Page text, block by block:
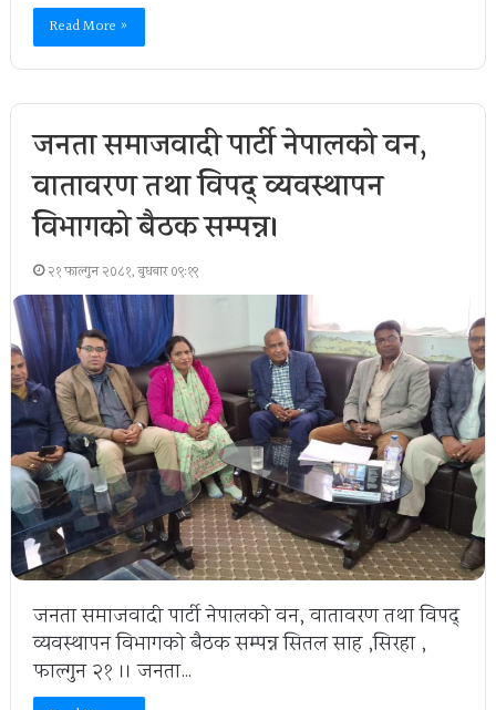
Read More »
जनता समाजवादी पार्टी नेपालको वन,
वातावरण तथा विपद् व्यवस्थापन
विभागको बैठक सम्पन्न।
२१ फाल्गुन २०८१, बुधबार ०९:१९
जनता समाजवादी पार्टी नेपालको वन, वातावरण तथा विपद्
व्यवस्थापन विभागको बैठक सम्पन्न सितल साह ,सिरहा ,
फाल्गुन २१ ।। जनता…